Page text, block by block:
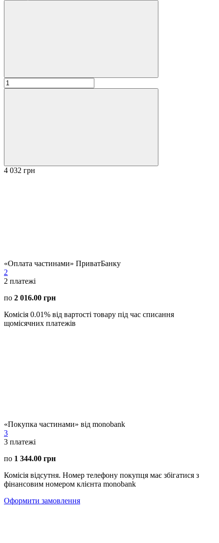
4 032 грн
«Оплата частинами» ПриватБанку
2
2 платежі
по 2 016.00 грн
Комісія 0.01% від вартості товару під час списання
щомісячних платежів
«Покупка частинами» від monobank
3
3 платежі
по 1 344.00 грн
Комісія відсутня. Номер телефону покупця має збігатися з
фінансовим номером клієнта monobank
Оформити замовлення